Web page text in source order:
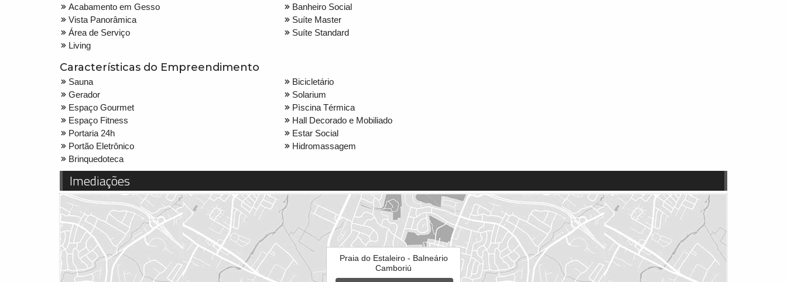
Acabamento em Gesso
Vista Panorâmica
Área de Serviço
Living
Banheiro Social
Suíte Master
Suíte Standard
Características do Empreendimento
Sauna
Gerador
Espaço Gourmet
Espaço Fitness
Portaria 24h
Portão Eletrônico
Brinquedoteca
Bicicletário
Solarium
Pìscina Térmica
Hall Decorado e Mobiliado
Estar Social
Hidromassagem
Imediações
Praia do Estaleiro - Balneário
Camboriú